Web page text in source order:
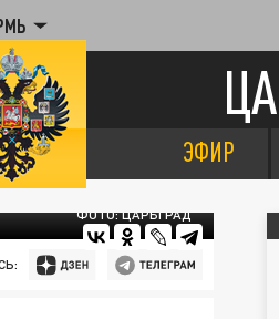
ЭФИР
ФОТО: ЦАРЬГРАД